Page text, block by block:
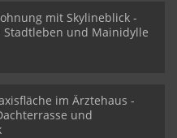
mit Skylineblick -
Stadtleben und Mainidylle
im Ärztehaus -
und